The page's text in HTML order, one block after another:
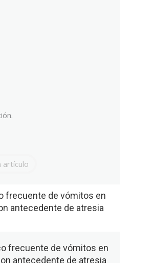
artículo
frecuente de vómitos en
antecedente de atresia
frecuente de vómitos en
antecedente de atresia